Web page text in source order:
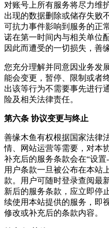
对账号上所有服务将尽力维
出现的数据删除或储存失败
可抗力事件影响到服务的正
诺在第一时间内与相关单位
因此而遭受的一切损失，善
您充分理解并同意因业务发
能会变更，暂停、限制或者
出该等行为不需要事先进行
险及相关法律责任。
第六条 协议变更与终止
善缘木鱼有权根据国家法律
情、网站运营等需要，对本
补充后的服务条款会在“设
用户条款一旦被公布在本站
款。用户可随时登录查阅最
新后的服务条款，应立即停
续使用本站提供的服务，即
修改或补充后的条款内容。